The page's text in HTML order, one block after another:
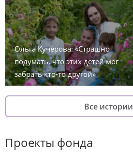
Ольга Кучерова: «Страшно
подумать, что этих детей мог
забрать кто-то другой»
Все истории
Проекты фонда